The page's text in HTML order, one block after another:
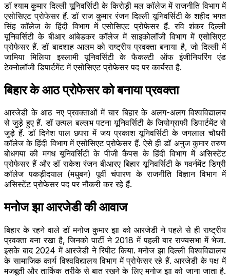
डॉ श्याम कुमार दिल्ली यूनिवर्सिटी के किरोड़ी मल कॉलेज में राजनीति विभाग में
एसोसिएट प्रोफेसर हैं. डॉ राज कुमार रंजन दिल्ली यूनिवर्सिटी के शहीद भगत
सिंह कॉलेज के हिंदी विभाग में एसोसिएट प्रोफेसर हैं. रवि शंकर दिल्ली
यूनिवर्सिटी के बीआर आंबेडकर कॉलेज में साइकोलॉजी विभाग में एसोसिएट
प्रोफेसर हैं. डॉ बादशाह आलम को राष्ट्रीय प्रवक्ता बनाया है, जो दिल्ली में
जामिया मिलिया इस्लामी यूनिवर्सिटी के फैकल्टी ऑफ इंजीनियरिंग एंड
टेक्नोलॉजी डिपार्टमेंट में एसोसिएट प्रोफेसर पद पर कार्यरत है.
बिहार के आठ प्रोफेसर को बनाया प्रवक्ता
आरजेडी के आठ नए प्रवक्ताओं में चार बिहार के अलग-अलग विश्वविद्यालय
से जुड़े हुए हैं. डॉ उत्पल बल्लभ पटना यूनिवर्सिटी के जियोग्राफी डिपार्टमेंट से
जुड़े हैं. डॉ दिनेश पाल छपरा में जय प्रकाश यूनिवर्सिटी के जगलाल चौधरी
कॉलेज के हिंदी विभाग में एसोसिएट प्रोफेसर हैं. ऐसे ही डॉ अनुज कुमार तरुण
बोधगया की मगध यूनिवर्सिटी के पीजी कैंपस के हिंदी विभाग में असिस्टेंट
प्रोफेसर हैं और डॉ राकेश रंजन बीआरए बिहार यूनिवर्सिटी के गवर्नमेंट डिग्री
कॉलेज पकड़ीदयाल (मधुबन) पूर्वी चंपारण के राजनीति विज्ञान विभाग में
असिस्टेंट प्रोफेसर पद पर नौकरी कर रहे हैं.
मनोज झा आरजेडी की आवाज
बिहार के रहने वाले डॉ मनोज कुमार झा को आरजेडी ने पहले से ही राष्ट्रीय
प्रवक्ता बना रखा है, जिनको पार्टी ने 2018 में पहली बार राज्यसभा में भेजा.
इसके बाद 2024 में आरजेडी ने रिपीट किया. मनोज झा दिल्ली विश्वविद्यालय
के सामाजिक कार्य विश्वविद्यालय विभाग में प्रोफेसर रहे हैं. आरजेडी के पक्ष में
मजबूती और तार्किक तरीके से बात रखने के लिए मनोज झा को जाना जाता है.